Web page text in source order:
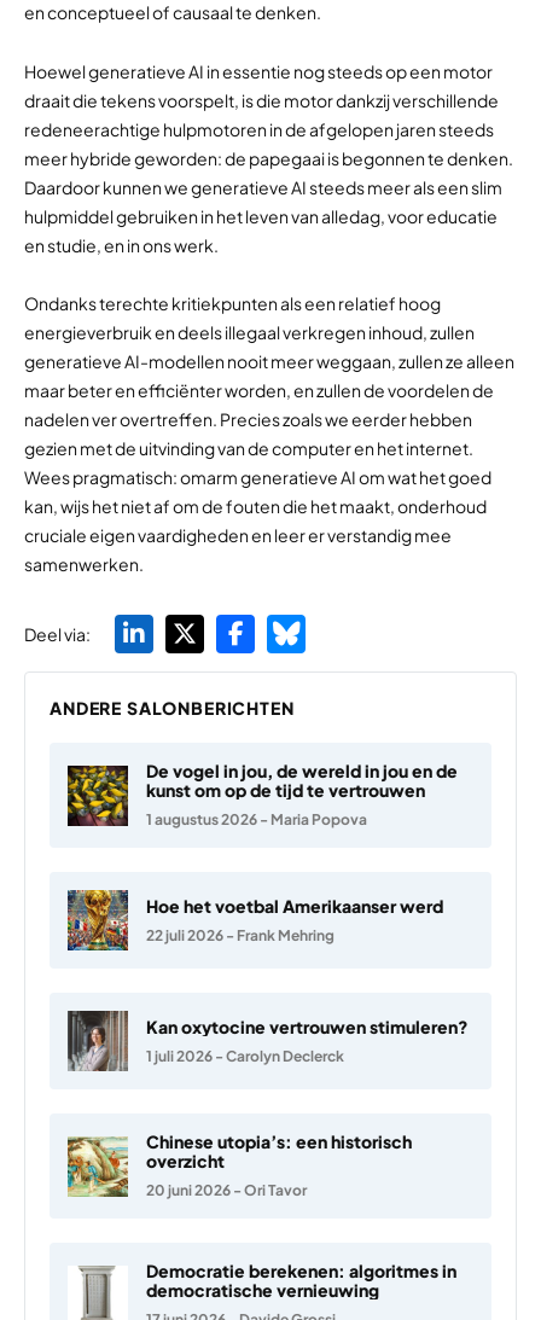
en conceptueel of causaal te denken.
Hoewel generatieve AI in essentie nog steeds op een motor
draait die tekens voorspelt, is die motor dankzij verschillende
redeneerachtige hulpmotoren in de afgelopen jaren steeds
meer hybride geworden: de papegaai is begonnen te denken.
Daardoor kunnen we generatieve AI steeds meer als een slim
hulpmiddel gebruiken in het leven van alledag, voor educatie
en studie, en in ons werk.
Ondanks terechte kritiekpunten als een relatief hoog
energieverbruik en deels illegaal verkregen inhoud, zullen
generatieve AI-modellen nooit meer weggaan, zullen ze alleen
maar beter en efficiënter worden, en zullen de voordelen de
nadelen ver overtreffen. Precies zoals we eerder hebben
gezien met de uitvinding van de computer en het internet.
Wees pragmatisch: omarm generatieve AI om wat het goed
kan, wijs het niet af om de fouten die het maakt, onderhoud
cruciale eigen vaardigheden en leer er verstandig mee
samenwerken.
Deel via:
ANDERE SALONBERICHTEN
De vogel in jou, de wereld in jou en de
kunst om op de tijd te vertrouwen
1 augustus 2026 - Maria Popova
Hoe het voetbal Amerikaanser werd
22 juli 2026 - Frank Mehring
Kan oxytocine vertrouwen stimuleren?
1 juli 2026 - Carolyn Declerck
Chinese utopia’s: een historisch
overzicht
20 juni 2026 - Ori Tavor
Democratie berekenen: algoritmes in
democratische vernieuwing